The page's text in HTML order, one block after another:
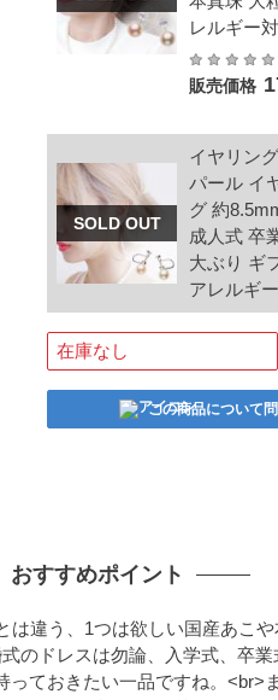
レルギー
販売価格
SOLD OUT
イヤリング
パール イ
グ 約
成人式 卒
大ぶり ギ
アレルギ
在庫なし
この商品について
おすすめポイント
違う、1つは欲しい国産あこ
のドレスは勿論、入学式、卒
ておきたい一品ですね。<br>